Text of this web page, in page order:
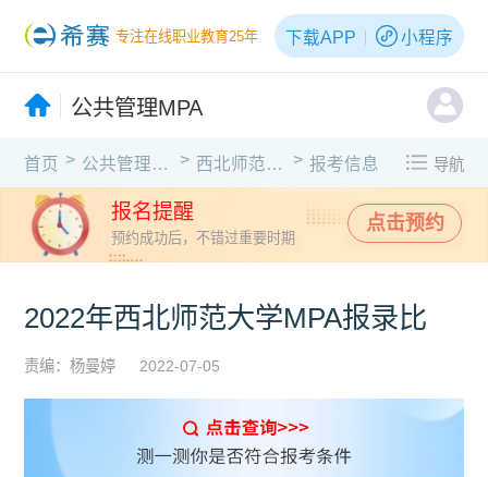
专注在线职业教育25年 下载APP 小程序
公共管理MPA
首页 > 公共管理MPA > 西北师范大学 > 报考信息 导航
报名提醒
预约成功后，不错过重要时期
点击预约
2022年西北师范大学MPA报录比
责编：杨曼婷 2022-07-05